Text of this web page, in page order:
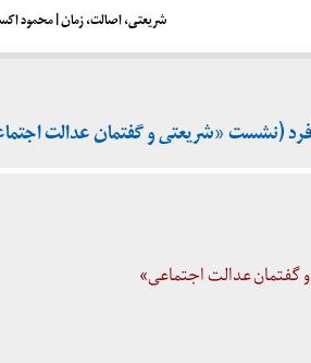
شریعتی، اصالت، زمان | محمود
«شریعتی و گفتمان عدالت اجتماعی ـ
عدالت اجتماعی»